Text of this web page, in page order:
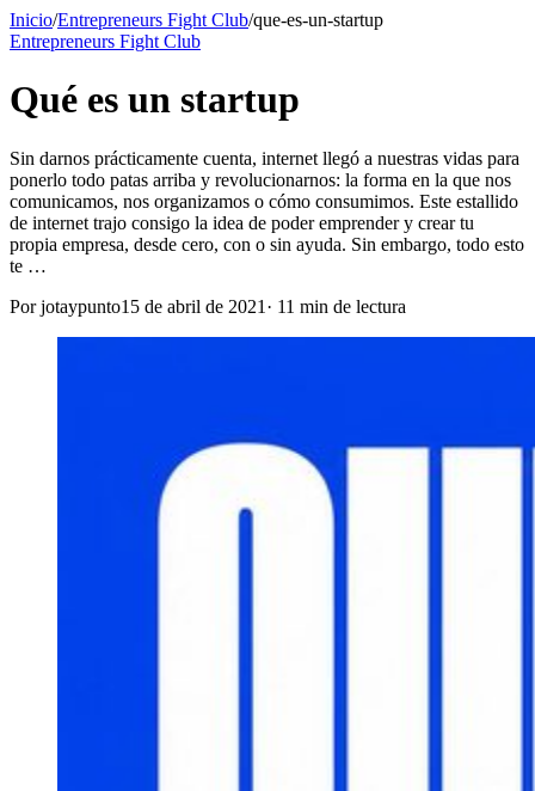
Inicio/Entrepreneurs Fight Club/que-es-un-startup
Entrepreneurs Fight Club
Qué es un startup
Sin darnos prácticamente cuenta, internet llegó a nuestras vidas para
ponerlo todo patas arriba y revolucionarnos: la forma en la que nos
comunicamos, nos organizamos o cómo consumimos. Este estallido
de internet trajo consigo la idea de poder emprender y crear tu
propia empresa, desde cero, con o sin ayuda. Sin embargo, todo esto
te …
Porjotaypunto15 de abril de 2021 · 11 min de lectura